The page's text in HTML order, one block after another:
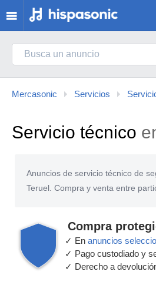
Mercasonic Servicios
Servicio técnico
Anuncios de servicio técnico de
Teruel. Compra y venta entre
Compra
✓ En anuncios
✓ Pago custodiado y
✓ Derecho a